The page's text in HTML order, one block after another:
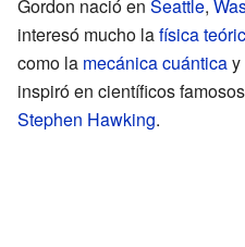
Gordon nació en Seattle,
interesó mucho lafísica
como la mecánica cuánticay
inspiró en científicos
Stephen Hawking.